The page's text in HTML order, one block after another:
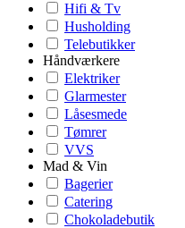
Hifi & Tv
Husholding
Telebutikker
Håndværkere
Elektriker
Glarmester
Låsesmede
Tømrer
VVS
Mad & Vin
Bagerier
Catering
Chokoladebutik